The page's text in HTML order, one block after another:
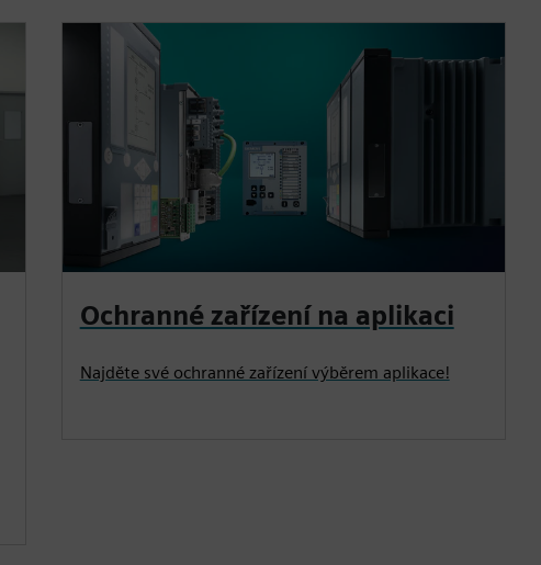
Ochranné zařízení na aplikaci
Najděte své ochranné zařízení výběrem aplikace!